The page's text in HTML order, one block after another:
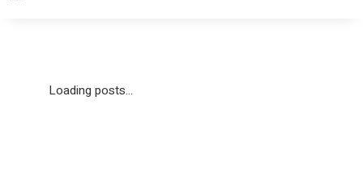
Loading posts...